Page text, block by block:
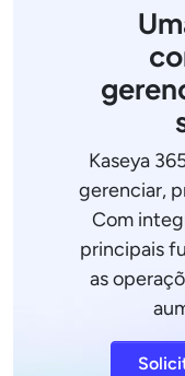
Kaseya
gerenciar,
Com
principais
as